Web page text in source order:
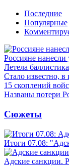
Последние
Популярные
Россияне
Летела
Стало известно,
15 скоплений
Названы потери
Сюжеты
Итоги 07.08:
Адские санкции.